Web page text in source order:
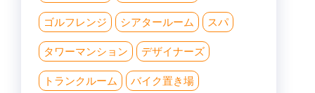
ゴルフレンジ シアタールーム スパ
タワーマンション デザイナーズ
トランクルーム バイク置き場